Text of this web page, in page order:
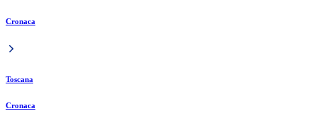
Cronaca
Toscana
Cronaca